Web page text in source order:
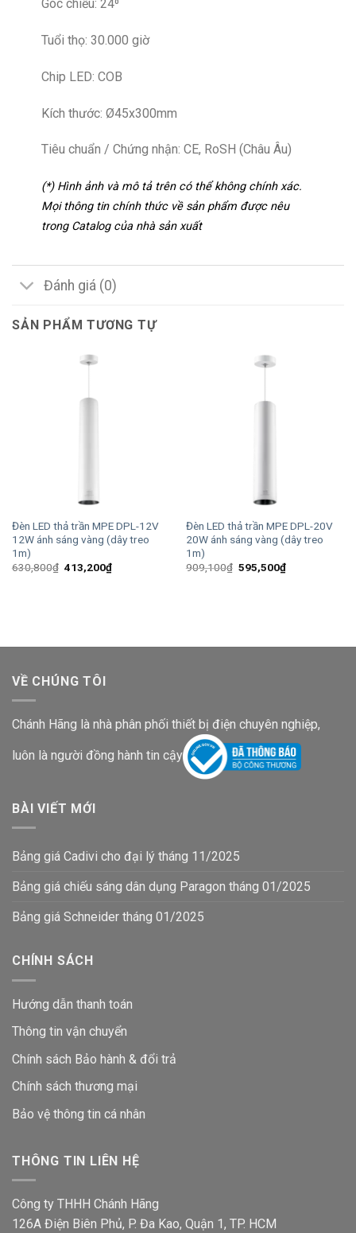
Góc chiếu: 24⁰
Tuổi thọ: 30.000 giờ
Chip LED: COB
Kích thước: Ø45x300mm
Tiêu chuẩn / Chứng nhận: CE, RoSH (Châu Âu)
(*) Hình ảnh và mô tả trên có thể không chính xác.
Mọi thông tin chính thức về sản phẩm được nêu
trong Catalog của nhà sản xuất
Đánh giá (0)
SẢN PHẨM TƯƠNG TỰ
Đèn LED thả trần MPE DPL-12V
12W ánh sáng vàng (dây treo
1m)
630,800₫ Giá
413,200₫Giá
hiện
Đèn LED thả trần MPE DPL-20V
20W ánh sáng vàng (dây treo
1m)
909,100₫ Giá
595,500₫Giá
hiện
VỀ CHÚNG TÔI
Chánh Hãng là nhà phân phối thiết bị điện chuyên nghiệp,
luôn là người đồng hành tin cậy
BÀI VIẾT MỚI
Bảng giá Cadivi cho đại lý tháng 11/2025
Bảng giá chiếu sáng dân dụng Paragon tháng 01/2025
Bảng giá Schneider tháng 01/2025
CHÍNH SÁCH
Hướng dẫn thanh toán
Thông tin vận chuyển
Chính sách Bảo hành & đổi trả
Chính sách thương mại
Bảo vệ thông tin cá nhân
THÔNG TIN LIÊN HỆ
Công ty THHH Chánh Hãng
126A Điện Biên Phủ, P. Đa Kao, Quận 1, TP. HCM